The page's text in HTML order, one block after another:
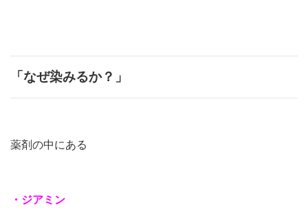
「なぜ染みるか？」
薬剤の中にある
・ジアミン